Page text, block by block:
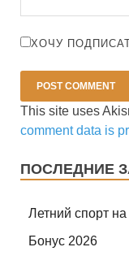
ХОЧУ
This site uses
comment data is
ПОСЛЕДНИЕ
Летний спорт
Бонус 2026